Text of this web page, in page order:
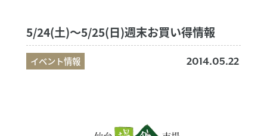
5/24(土)～5/25(日)週末お買い得情報
イベント情報 2014.05.22